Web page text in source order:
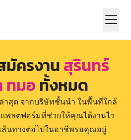
มัครงานสุรินทร์
ทมอทั้งหมด
สุด จากบริษัทชั้นนำ ในพื้นที่ใกล้
พลตฟอร์มที่ช่วยให้คุณได้งานไว
ส้นทางต่อไปในอาชีพรอคุณอยู่